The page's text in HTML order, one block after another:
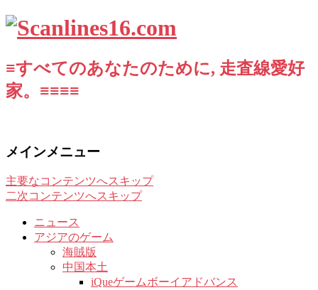
≡すべてのあなたのために, 走査線愛好
家。≡≡≡≡
メインメニュー
主要なコンテンツへスキップ
二次コンテンツへスキップ
ニュース
アジアのゲーム
海賊版
中国本土
iQueゲームボーイアドバンス